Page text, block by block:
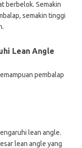
berbelok. Semakin
semakin tinggi
Lean Angle
pembalap
lean angle.
lean angle yang